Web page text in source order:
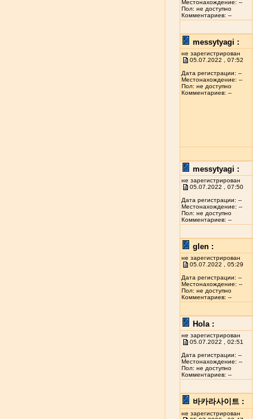
Местонахождение: --
Пол: не доступно
Комментариев: --
messytyagi :
не зарегистрирован
05.07.2022 , 07:52
Дата регистрации: --
Местонахождение: --
Пол: не доступно
Комментариев: --
messytyagi :
не зарегистрирован
05.07.2022 , 07:50
Дата регистрации: --
Местонахождение: --
Пол: не доступно
Комментариев: --
glen :
не зарегистрирован
05.07.2022 , 05:29
Дата регистрации: --
Местонахождение: --
Пол: не доступно
Комментариев: --
Hola :
не зарегистрирован
05.07.2022 , 02:51
Дата регистрации: --
Местонахождение: --
Пол: не доступно
Комментариев: --
바카라사이트 :
не зарегистрирован